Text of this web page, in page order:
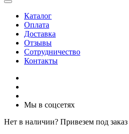
Каталог
Оплата
Доставка
Отзывы
Сотрудничество
Контакты
Мы в соцсетях
Нет в наличии? Привезем под заказ